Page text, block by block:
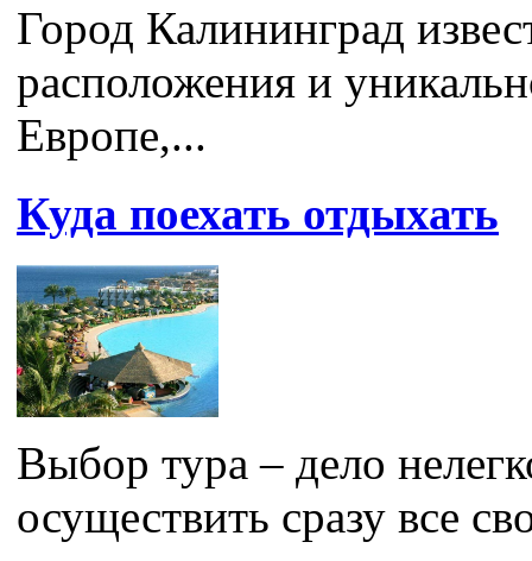
Город Калининград
расположения и
Европе,...
Куда поехать отдыхать
Выбор тура – дело
осуществить сразу все